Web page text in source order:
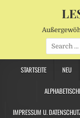
Search
for:
STARTSEITE NEU
IMPRESSUM U.